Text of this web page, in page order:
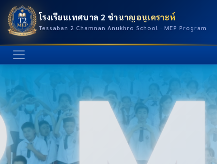
แนะนำ: ตารางเรียน ชุดนักเรียน MEP
ติดต่อ
โรงเรียนเทศบาล 2 ชำนาญอนุเคราะห์
Tessaban 2 Chamnan Anukhro School · MEP Program